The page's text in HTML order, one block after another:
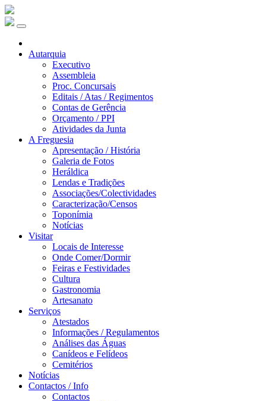
Autarquia
Executivo
Assembleia
Proc. Concursais
Editais / Atas / Regimentos
Contas de Gerência
Orçamento / PPI
Atividades da Junta
A Freguesia
Apresentação / História
Galeria de Fotos
Heráldica
Lendas e Tradições
Associações/Colectividades
Caracterização/Censos
Toponímia
Notícias
Visitar
Locais de Interesse
Onde Comer/Dormir
Feiras e Festividades
Cultura
Gastronomia
Artesanato
Serviços
Atestados
Informações / Regulamentos
Análises das Águas
Canídeos e Felídeos
Cemitérios
Notícias
Contactos / Info
Contactos